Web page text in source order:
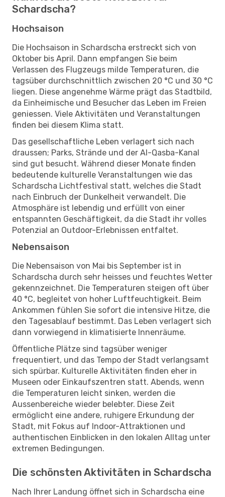
Schardscha?
Hochsaison
Die Hochsaison in Schardscha erstreckt sich von
Oktober bis April. Dann empfangen Sie beim
Verlassen des Flugzeugs milde Temperaturen, die
tagsüber durchschnittlich zwischen 20 °C und 30 °C
liegen. Diese angenehme Wärme prägt das Stadtbild,
da Einheimische und Besucher das Leben im Freien
geniessen. Viele Aktivitäten und Veranstaltungen
finden bei diesem Klima statt.
Das gesellschaftliche Leben verlagert sich nach
draussen; Parks, Strände und der Al-Qasba-Kanal
sind gut besucht. Während dieser Monate finden
bedeutende kulturelle Veranstaltungen wie das
Schardscha Lichtfestival statt, welches die Stadt
nach Einbruch der Dunkelheit verwandelt. Die
Atmosphäre ist lebendig und erfüllt von einer
entspannten Geschäftigkeit, da die Stadt ihr volles
Potenzial an Outdoor-Erlebnissen entfaltet.
Nebensaison
Die Nebensaison von Mai bis September ist in
Schardscha durch sehr heisses und feuchtes Wetter
gekennzeichnet. Die Temperaturen steigen oft über
40 °C, begleitet von hoher Luftfeuchtigkeit. Beim
Ankommen fühlen Sie sofort die intensive Hitze, die
den Tagesablauf bestimmt. Das Leben verlagert sich
dann vorwiegend in klimatisierte Innenräume.
Öffentliche Plätze sind tagsüber weniger
frequentiert, und das Tempo der Stadt verlangsamt
sich spürbar. Kulturelle Aktivitäten finden eher in
Museen oder Einkaufszentren statt. Abends, wenn
die Temperaturen leicht sinken, werden die
Aussenbereiche wieder belebter. Diese Zeit
ermöglicht eine andere, ruhigere Erkundung der
Stadt, mit Fokus auf Indoor-Attraktionen und
authentischen Einblicken in den lokalen Alltag unter
extremen Bedingungen.
Die schönsten Aktivitäten in Schardscha
Nach Ihrer Landung öffnet sich in Schardscha eine